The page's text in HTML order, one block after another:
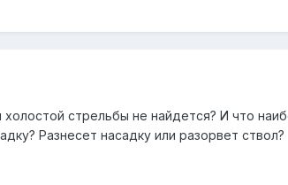
холостой стрельбы не найдется? И что
Разнесет насадку или разорвет ствол?